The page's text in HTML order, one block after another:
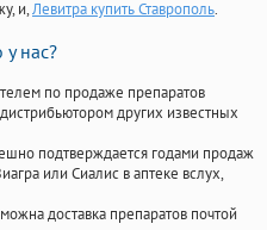
и,Левитра купить Ставрополь.
нас?
по продаже препаратов
других известных
подтверждается годами продаж
или Сиалис в аптеке вслух,
доставка препаратов почтой